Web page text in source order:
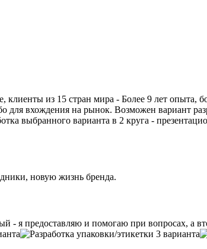
из 15 стран мира - Более 9 лет опыта,
для вхождения на рынок. Возможен вариант
выбранного варианта в 2 круга -
новую жизнь бренда.
- я предоставляю и помогаю при вопросах, а